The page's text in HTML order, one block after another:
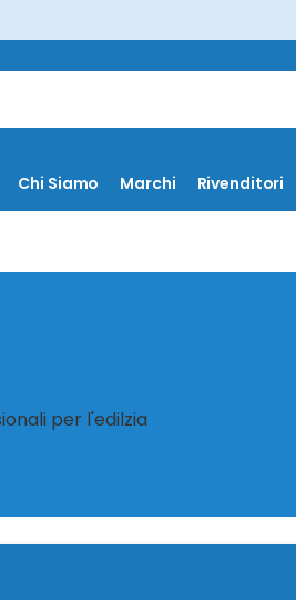
Chi Siamo Marchi Rivenditori
per l'edilzia